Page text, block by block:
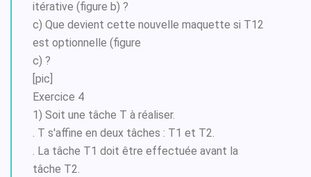
itérative (figure b) ?
c) Que devient cette nouvelle maquette si T12
est optionnelle (figure
c) ?
[pic]
Exercice 4
1) Soit une tâche T à réaliser.
. T s'affine en deux tâches : T1 et T2.
. La tâche T1 doit être effectuée avant la
tâche T2.